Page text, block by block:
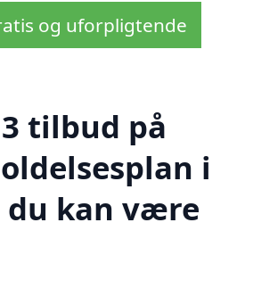
og uforpligtende
tilbud på
i
du kan være